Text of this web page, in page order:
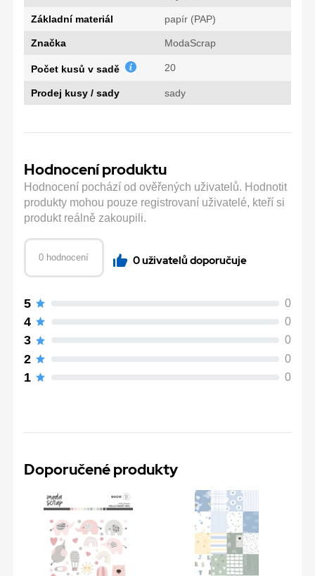
Základní materiál papír (PAP)
Značka ModaScrap
Počet kusů v sadě 20
Prodej kusy / sady sady
Hodnocení produktu
Hodnocení pochází od ověřených uživatelů. Hodnotit
produkty mohou pouze registrovaní uživatelé, kteří si
produkt reálně zakoupili.
0 hodnocení 0 uživatelů doporučuje
5 0
4 0
3 0
2 0
1 0
Doporučené produkty